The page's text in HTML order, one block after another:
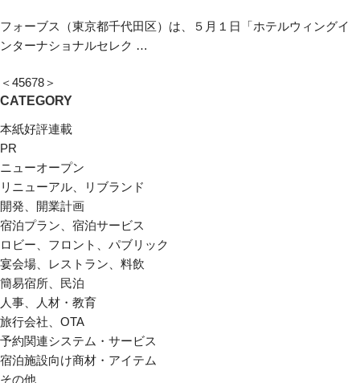
フォーブス（東京都千代田区）は、５月１日「ホテルウィングイ
ンターナショナルセレク …
＜45678＞
CATEGORY
本紙好評連載
PR
ニューオープン
リニューアル、リブランド
開発、開業計画
宿泊プラン、宿泊サービス
ロビー、フロント、パブリック
宴会場、レストラン、料飲
簡易宿所、民泊
人事、人材・教育
旅行会社、OTA
予約関連システム・サービス
宿泊施設向け商材・アイテム
その他